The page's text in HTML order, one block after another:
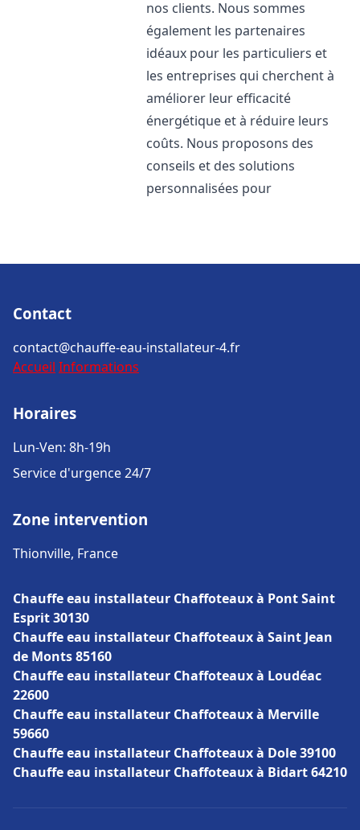
nos clients. Nous sommes
également les partenaires
idéaux pour les particuliers et
les entreprises qui cherchent à
améliorer leur efficacité
énergétique et à réduire leurs
coûts. Nous proposons des
conseils et des solutions
personnalisées pour
Contact
contact@chauffe-eau-installateur-4.fr
Accueil Informations
Horaires
Lun-Ven: 8h-19h
Service d'urgence 24/7
Zone intervention
Thionville, France
Chauffe eau installateur Chaffoteaux à Pont Saint
Esprit 30130
Chauffe eau installateur Chaffoteaux à Saint Jean
de Monts 85160
Chauffe eau installateur Chaffoteaux à Loudéac
22600
Chauffe eau installateur Chaffoteaux à Merville
59660
Chauffe eau installateur Chaffoteaux à Dole 39100
Chauffe eau installateur Chaffoteaux à Bidart 64210